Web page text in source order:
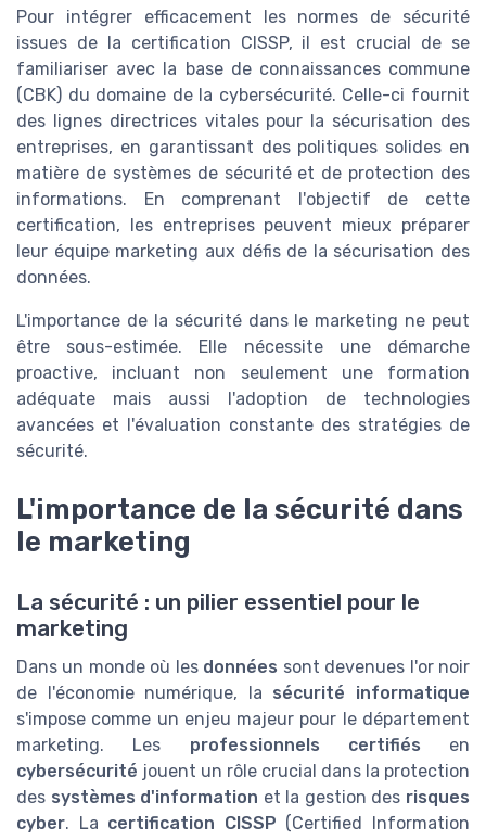
Pour intégrer efficacement les normes de sécurité
issues de la certification CISSP, il est crucial de se
familiariser avec la base de connaissances commune
(CBK) du domaine de la cybersécurité. Celle-ci fournit
des lignes directrices vitales pour la sécurisation des
entreprises, en garantissant des politiques solides en
matière de systèmes de sécurité et de protection des
informations. En comprenant l'objectif de cette
certification, les entreprises peuvent mieux préparer
leur équipe marketing aux défis de la sécurisation des
données.
L'importance de la sécurité dans le marketing ne peut
être sous-estimée. Elle nécessite une démarche
proactive, incluant non seulement une formation
adéquate mais aussi l'adoption de technologies
avancées et l'évaluation constante des stratégies de
sécurité.
L'importance de la sécurité dans
le marketing
La sécurité : un pilier essentiel pour le
marketing
Dans un monde où les données sont devenues l'or noir
de l'économie numérique, la sécurité informatique
s'impose comme un enjeu majeur pour le département
marketing. Les professionnels certifiés en
cybersécurité jouent un rôle crucial dans la protection
des systèmes d'information et la gestion des risques
cyber. La certification CISSP (Certified Information